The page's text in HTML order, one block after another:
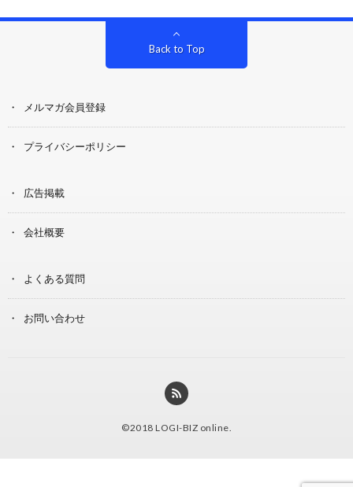
Back to Top
メルマガ会員登録
プライバシーポリシー
広告掲載
会社概要
よくある質問
お問い合わせ
©2018 LOGI-BIZ online.